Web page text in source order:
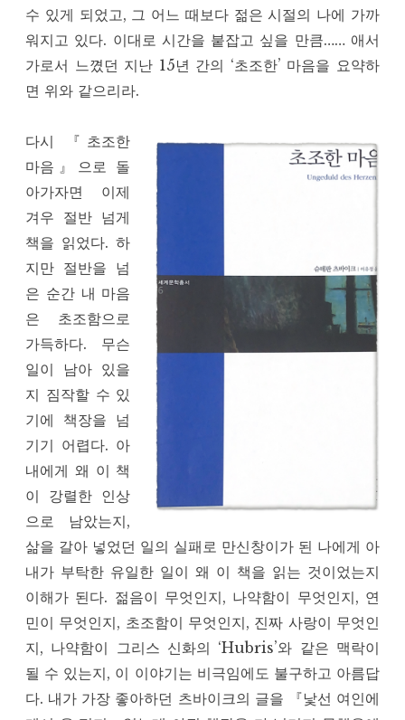
수 있게 되었고, 그 어느 때보다 젊은 시절의 나에 가까
워지고 있다. 이대로 시간을 붙잡고 싶을 만큼…… 애서
가로서 느꼈던 지난 15년 간의 ‘초조한’ 마음을 요약하
면 위와 같으리라.
다시 『초조한
마음』으로 돌
아가자면 이제
겨우 절반 넘게
책을 읽었다. 하
지만 절반을 넘
은 순간 내 마음
은 초조함으로
가득하다. 무슨
일이 남아 있을
지 짐작할 수 있
기에 책장을 넘
기기 어렵다. 아
내에게 왜 이 책
이 강렬한 인상
으로 남았는지,
삶을 갈아 넣었던 일의 실패로 만신창이가 된 나에게 아
내가 부탁한 유일한 일이 왜 이 책을 읽는 것이었는지
이해가 된다. 젊음이 무엇인지, 나약함이 무엇인지, 연
민이 무엇인지, 초조함이 무엇인지, 진짜 사랑이 무엇인
지, 나약함이 그리스 신화의 ‘Hubris’와 같은 맥락이
될 수 있는지, 이 이야기는 비극임에도 불구하고 아름답
다. 내가 가장 좋아하던 츠바이크의 글을 『낯선 여인에